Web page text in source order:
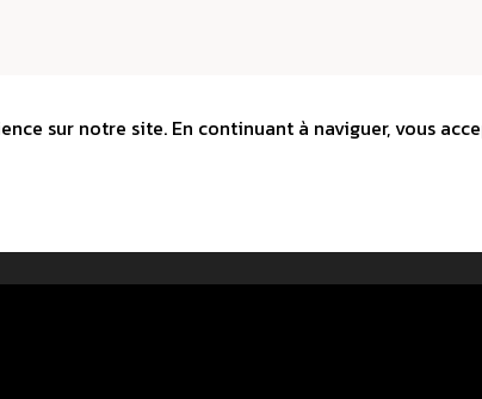
sur notre site. En continuant à naviguer, vous